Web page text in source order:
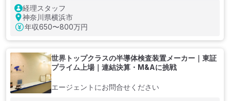
経理スタッフ
神奈川県横浜市
年収650〜800万円
世界トップクラスの半導体検査装置メーカー｜東証
プライム上場｜連結決算・M&Aに挑戦
エージェントにお問合せください